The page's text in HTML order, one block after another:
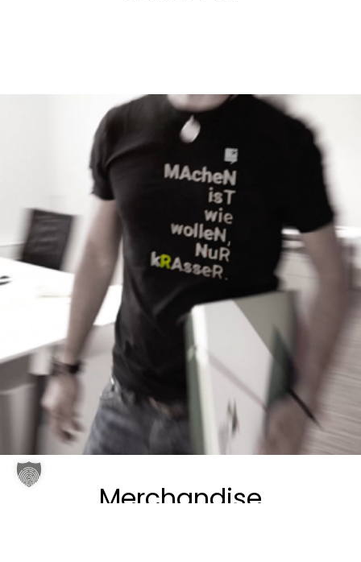
Merchandise